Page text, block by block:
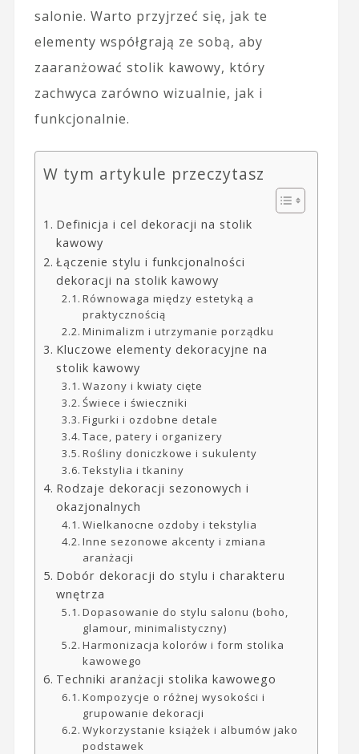
salonie. Warto przyjrzeć się, jak te
elementy współgrają ze sobą, aby
zaaranżować stolik kawowy, który
zachwyca zarówno wizualnie, jak i
funkcjonalnie.
W tym artykule przeczytasz
Definicja i cel dekoracji na stolik
kawowy
Łączenie stylu i funkcjonalności
dekoracji na stolik kawowy
Równowaga między estetyką a
praktycznością
Minimalizm i utrzymanie porządku
Kluczowe elementy dekoracyjne na
stolik kawowy
Wazony i kwiaty cięte
Świece i świeczniki
Figurki i ozdobne detale
Tace, patery i organizery
Rośliny doniczkowe i sukulenty
Tekstylia i tkaniny
Rodzaje dekoracji sezonowych i
okazjonalnych
Wielkanocne ozdoby i tekstylia
Inne sezonowe akcenty i zmiana
aranżacji
Dobór dekoracji do stylu i charakteru
wnętrza
Dopasowanie do stylu salonu (boho,
glamour, minimalistyczny)
Harmonizacja kolorów i form stolika
kawowego
Techniki aranżacji stolika kawowego
Kompozycje o różnej wysokości i
grupowanie dekoracji
Wykorzystanie książek i albumów jako
podstawek